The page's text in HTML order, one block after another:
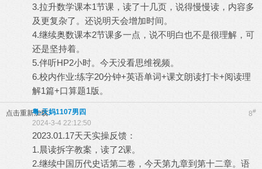
3.拉升数学课本1节课，读了十几页，说得慢慢读，内容多
及更复杂了。还说明天会增加时间。
4.继续奥数课本2节课多一点，说不明白也不是很理解，可
还是坚持着。
5.伴听HP2小时。今天没看思维视频。
6.校内作业:练字20分钟+英语单词+课文朗读打卡+阅读理
解1篇+口算题1版。
点击重新加载 8#
粤-天妈1107男四
2024-3-4 22:12:50
2023.01.17天天实操反馈：
1.晨读拆字教案，读了2课。
2.继续中国历代史话第二卷，今天第九章到第十二章。语